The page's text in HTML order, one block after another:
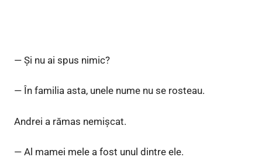
— Și nu ai spus nimic?
— În familia asta, unele nume nu se rosteau.
Andrei a rămas nemișcat.
— Al mamei mele a fost unul dintre ele.